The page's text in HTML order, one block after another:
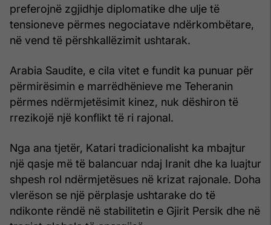
preferojnë zgjidhje diplomatike dhe ulje të
tensioneve përmes negociatave ndërkombëtare,
në vend të përshkallëzimit ushtarak.
Arabia Saudite, e cila vitet e fundit ka punuar për
përmirësimin e marrëdhënieve me Teheranin
përmes ndërmjetësimit kinez, nuk dëshiron të
rrezikojë një konflikt të ri rajonal.
Nga ana tjetër, Katari tradicionalisht ka mbajtur
një qasje më të balancuar ndaj Iranit dhe ka luajtur
shpesh rol ndërmjetësues në krizat rajonale. Doha
vlerëson se një përplasje ushtarake do të
ndikonte rëndë në stabilitetin e Gjirit Persik dhe në